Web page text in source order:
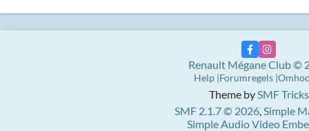
Theme bySMF Tricks
SMF 2.1.7 © 2026,Simple
Simple Audio Video
Renault Mégane Club ©
Help Forumregels